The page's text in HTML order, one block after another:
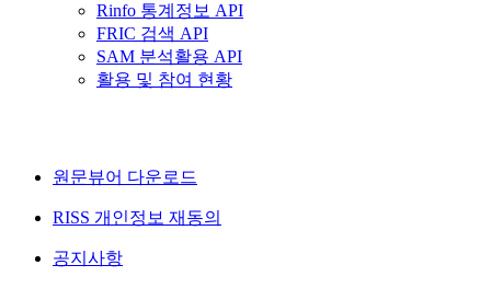
Rinfo 통계정보 API
FRIC 검색 API
SAM 분석활용 API
활용 및 참여 현황
원문뷰어 다운로드
RISS 개인정보 재동의
공지사항